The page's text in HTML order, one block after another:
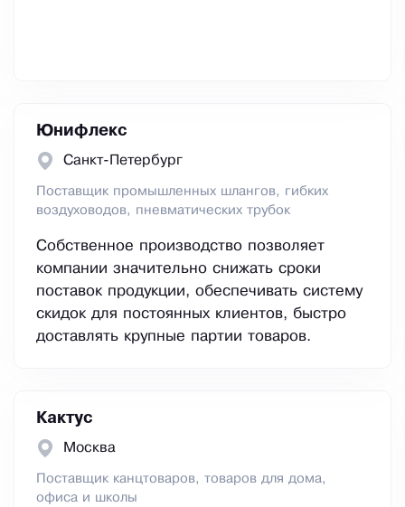
Юнифлекс
Санкт-Петербург
Поставщик промышленных шлангов, гибких
воздуховодов, пневматических трубок
Собственное производство позволяет
компании значительно снижать сроки
поставок продукции, обеспечивать систему
скидок для постоянных клиентов, быстро
доставлять крупные партии товаров.
Кактус
Москва
Поставщик канцтоваров, товаров для дома,
офиса и школы